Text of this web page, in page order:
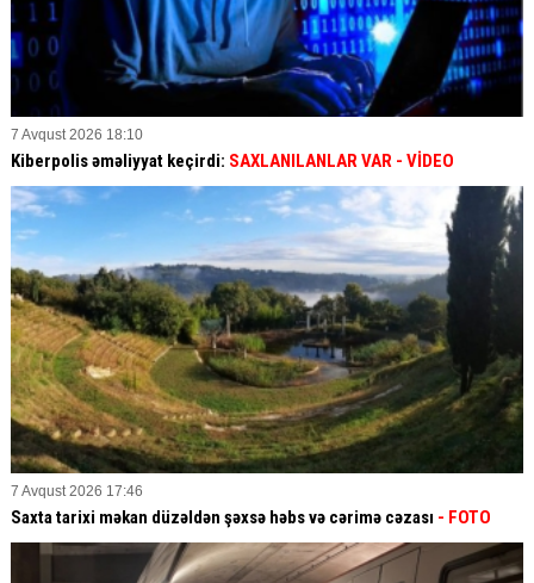
7 Avqust 2026 18:10
Kiberpolis əməliyyat keçirdi: SAXLANILANLAR VAR - VİDEO
7 Avqust 2026 17:46
Saxta tarixi məkan düzəldən şəxsə həbs və cərimə cəzası - FOTO